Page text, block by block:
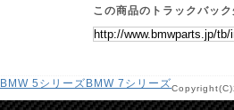
この商品のトラックバッ
BMW 5シリーズBMW 7シリーズ